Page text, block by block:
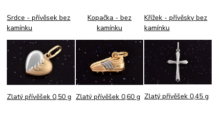
Srdce - přívěsek bez
kamínku
Zlatý přívěšek 0,50 g
Kopačka - bez
kamínku
Zlatý přívěšek 0,60 g
Křížek - přívěsky bez
kamínku
Zlatý přívěšek 0,45 g